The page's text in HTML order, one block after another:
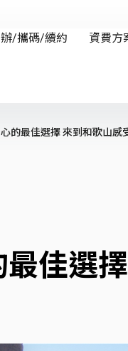
的最佳選擇 來到和歌山感
佳選